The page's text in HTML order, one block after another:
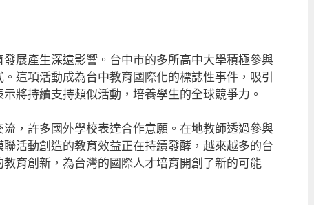
展產生深遠影響。台中市的多所高中大學積極參與
這項活動成為台中教育國際化的標誌性事件，吸引
將持續支持類似活動，培養學生的全球競爭力。
，許多國外學校表達合作意願。在地教師透過參與
活動創造的教育效益正在持續發酵，越來越多的台
育創新，為台灣的國際人才培育開創了新的可能